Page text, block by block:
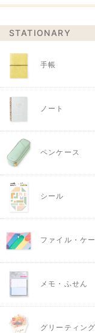
STATIONARY
手帳
ノート
ペンケース
シール
ファイル・ケ
メモ・ふせん
グリーティン